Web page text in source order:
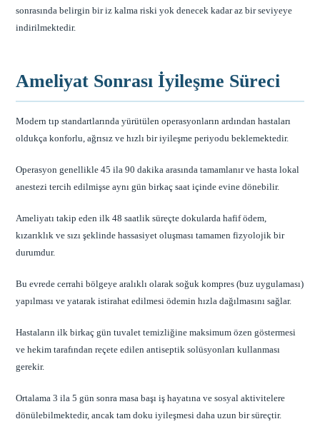
sonrasında belirgin bir iz kalma riski yok denecek kadar az bir seviyeye
indirilmektedir.
Ameliyat Sonrası İyileşme Süreci
Modern tıp standartlarında yürütülen operasyonların ardından hastaları
oldukça konforlu, ağrısız ve hızlı bir iyileşme periyodu beklemektedir.
Operasyon genellikle 45 ila 90 dakika arasında tamamlanır ve hasta lokal
anestezi tercih edilmişse aynı gün birkaç saat içinde evine dönebilir.
Ameliyatı takip eden ilk 48 saatlik süreçte dokularda hafif ödem,
kızarıklık ve sızı şeklinde hassasiyet oluşması tamamen fizyolojik bir
durumdur.
Bu evrede cerrahi bölgeye aralıklı olarak soğuk kompres (buz uygulaması)
yapılması ve yatarak istirahat edilmesi ödemin hızla dağılmasını sağlar.
Hastaların ilk birkaç gün tuvalet temizliğine maksimum özen göstermesi
ve hekim tarafından reçete edilen antiseptik solüsyonları kullanması
gerekir.
Ortalama 3 ila 5 gün sonra masa başı iş hayatına ve sosyal aktivitelere
dönülebilmektedir, ancak tam doku iyileşmesi daha uzun bir süreçtir.